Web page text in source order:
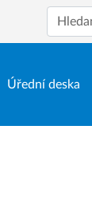
Úřední deska
Hledat